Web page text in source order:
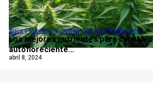
Los mejores nutrientes para cannabis
autofloreciente...
Agua y Nutrientes,Cultivo,Qué es el Fertilizante
abril 8, 2024